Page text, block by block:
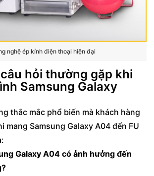
nghệ ép kính điện thoại hiện đại
câu hỏi thường gặp khi
Samsung Galaxy
thắc mắc phổ biến mà khách hàng
mang Samsung Galaxy A04 đến FU
Galaxy A04 có ảnh hưởng đến